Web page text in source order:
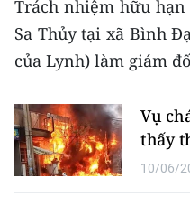
CHƯƠNG TRÌNH OCOP -
MỘT SẢN PHẨM
MEDIA CENTER
E-Magazine
Trách nhiệm hữu
Sa Thủy tại xã Bình
của Lynh) làm giám
Vụ
thấy
10/06/